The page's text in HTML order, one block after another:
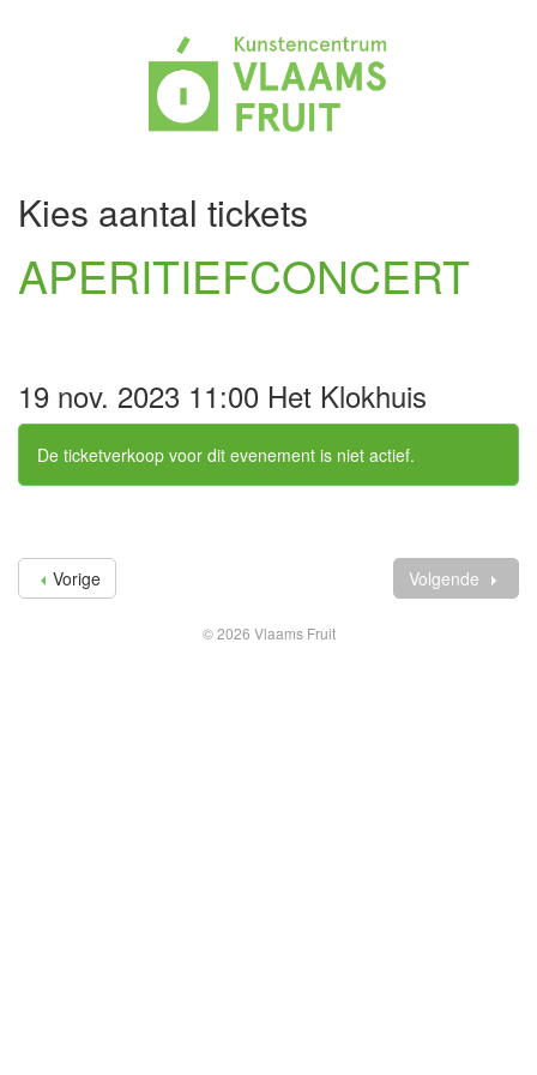
Kies aantal tickets
APERITIEFCONCERT
19 nov. 2023 11:00 Het Klokhuis
De ticketverkoop voor dit evenement is niet actief.
Vorige Volgende
© 2026 Vlaams Fruit